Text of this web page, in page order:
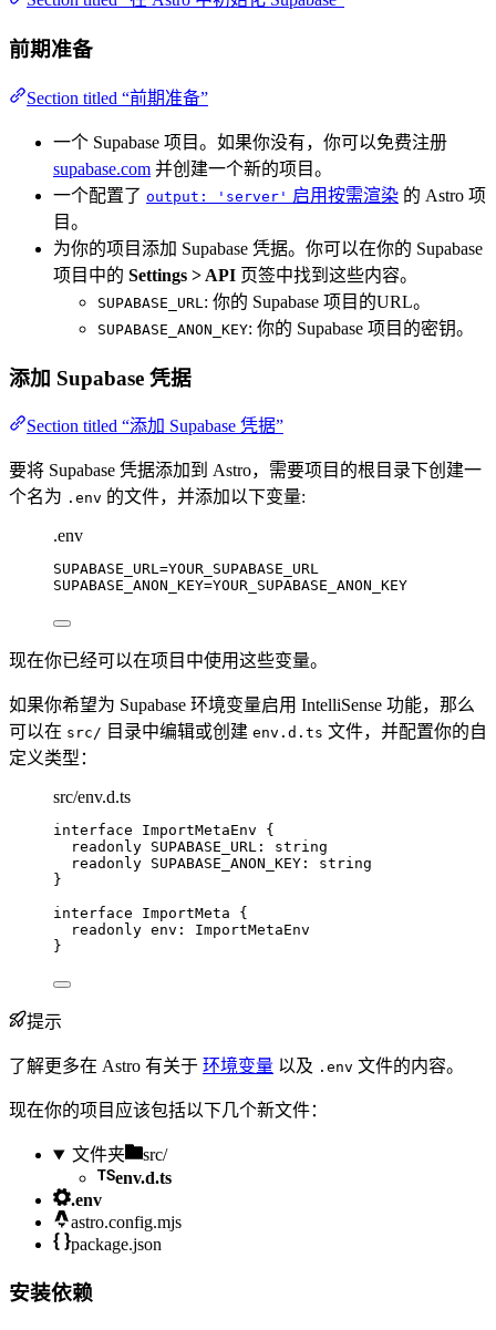
前期准备
Section titled “前期准备”
一个 Supabase 项目。如果你没有，你可以免费注册
supabase.com 并创建一个新的项目。
一个配置了 output: 'server' 启用按需渲染 的 Astro 项
目。
为你的项目添加 Supabase 凭据。你可以在你的 Supabase
项目中的 Settings > API 页签中找到这些内容。
SUPABASE_URL : 你的 Supabase 项目的URL。
SUPABASE_ANON_KEY: 你的 Supabase 项目的密钥。
添加 Supabase 凭据
Section titled “添加 Supabase 凭据”
要将 Supabase 凭据添加到 Astro，需要项目的根目录下创建一
个名为 .env 的文件，并添加以下变量:
.env
SUPABASE_URL=YOUR_SUPABASE_URL
SUPABASE_ANON_KEY=YOUR_SUPABASE_ANON_KEY
现在你已经可以在项目中使用这些变量。
如果你希望为 Supabase 环境变量启用 IntelliSense 功能，那么
可以在 src/ 目录中编辑或创建 env.d.ts 文件，并配置你的自
定义类型：
src/env.d.ts
interface ImportMetaEnv {
readonly SUPABASE_URL :
string
readonly SUPABASE_ANON_KEY :
string
}
interface ImportMeta {
readonly env :
ImportMetaEnv
}
提示
了解更多在 Astro 有关于 环境变量 以及 .env 文件的内容。
现在你的项目应该包括以下几个新文件：
文件夹
src/
env.d.ts
.env
astro.config.mjs
package.json
安装依赖